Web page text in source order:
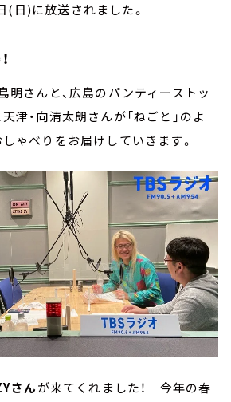
(日)に放送されました。
明さんと、広島のパンティーストッ
津・向清太朗さんが「ねごと」のよ
ゃべりをお届けしていきます。
さんが来てくれました！ 今年の春